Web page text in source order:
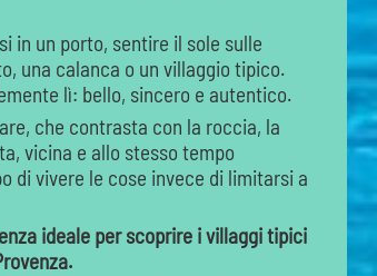
in un porto, sentire il sole sulle
una calanca o un villaggio tipico.
lì: bello, sincero e autentico.
che contrasta con la roccia, la
vicina e allo stesso tempo
di vivere le cose invece di limitarsi a
ideale per scoprire i villaggi tipici